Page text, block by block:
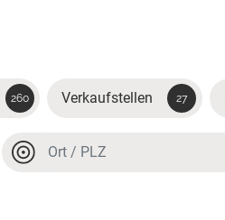
260 Verkaufstellen 27
Ort oder PLZ